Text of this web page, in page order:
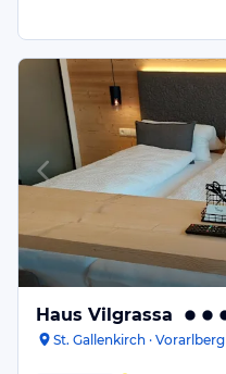
Haus Vilgrassa
St. Gallenkirch · Vorarlberg